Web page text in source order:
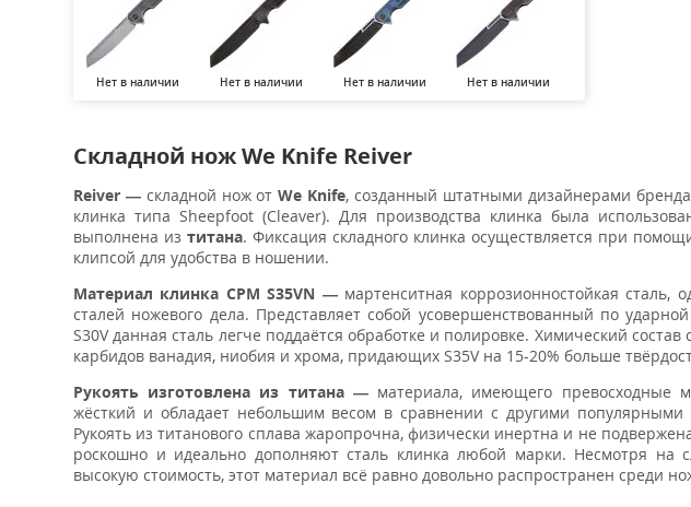
Нет в наличии Нет в наличии Нет в наличии Нет в наличии
Складной нож We Knife Reiver
Reiver —складной нож отWe Knife, созданный штатными дизайнерами
клинка типа Sheepfoot (Cleaver). Для производства клинка была
выполнена из титана. Фиксация складного клинка осуществляется при
клипсой для удобства в ношении.
Материал клинка CPM S35VN —мартенситная коррозионностойкая
сталей ножевого дела. Представляет собой усовершенствованный по
S30V данная сталь легче поддаётся обработке и полировке. Химический
карбидов ванадия, ниобия и хрома, придающих S35V на 15-20% больше
Рукоять изготовлена из титана —материала, имеющего превосходные
жёсткий и обладает небольшим весом в сравнении с другими
Рукоять из титанового сплава жаропрочна, физически инертна и не
роскошно и идеально дополняют сталь клинка любой марки. Несмотря на
высокую стоимость, этот материал всё равно довольно распространен среди